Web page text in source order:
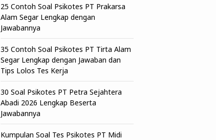
25 Contoh Soal Psikotes PT Prakarsa
Alam Segar Lengkap dengan
Jawabannya
35 Contoh Soal Psikotes PT Tirta Alam
Segar Lengkap dengan Jawaban dan
Tips Lolos Tes Kerja
30 Soal Psikotes PT Petra Sejahtera
Abadi 2026 Lengkap Beserta
Jawabannya
Kumpulan Soal Tes Psikotes PT Midi